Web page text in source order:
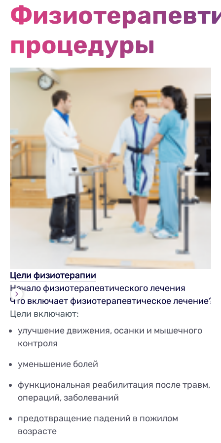
процедуры
Цели физиотерапии
Начало физиотерапевтического лечения
Что включает физиотерапевтическое лечение?
Цели включают:
улучшение движения, осанки и мышечного
контроля
уменьшение болей
функциональная реабилитация после травм,
операций, заболеваний
предотвращение падений в пожилом
возрасте